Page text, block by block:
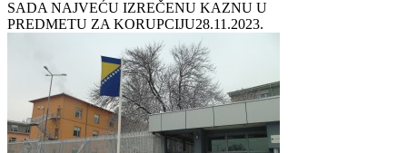
SADA NAJVEĆU IZREČENU KAZNU U
PREDMETU ZA KORUPCIJU28.11.2023.